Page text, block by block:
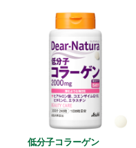
低分子コラーゲン